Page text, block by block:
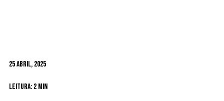
25 Abril, 2025
Leitura: 2 min